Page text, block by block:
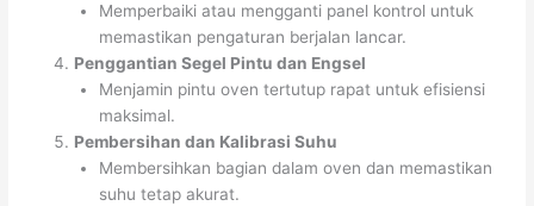
Memperbaiki atau mengganti panel kontrol untuk
memastikan pengaturan berjalan lancar.
Penggantian Segel Pintu dan Engsel
Menjamin pintu oven tertutup rapat untuk efisiensi
maksimal.
Pembersihan dan Kalibrasi Suhu
Membersihkan bagian dalam oven dan memastikan
suhu tetap akurat.